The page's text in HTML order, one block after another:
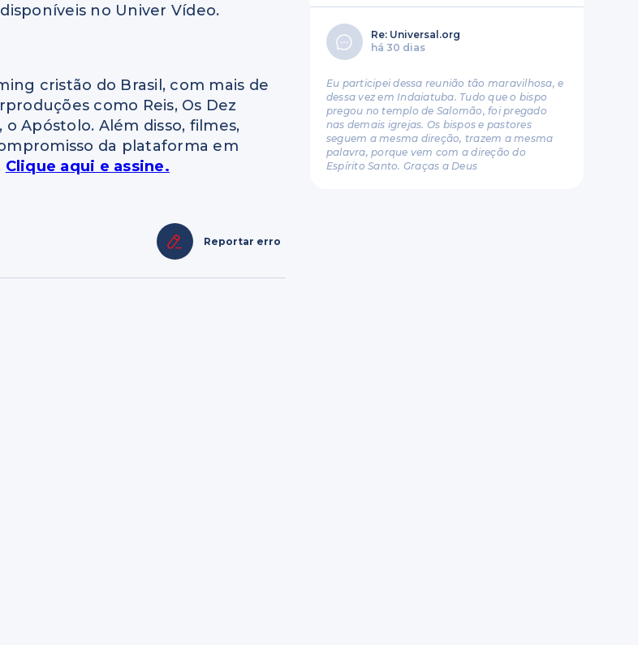
no Univer Vídeo.
cristão do Brasil, com mais de
como Reis, Os Dez
o Apóstolo. Além disso, filmes,
da plataforma em
Clique aqui e assine.
Reportar erro
Re: Universal.org
há 30 dias
Eu participei dessa reunião tão maravilhosa, e
dessa vez em Indaiatuba. Tudo que o bispo
pregou no templo de Salomão, foi pregado
nas demais igrejas. Os bispos e pastores
seguem a mesma direção, trazem a mesma
palavra, porque vem com a direção do
Espírito Santo. Graças a Deus